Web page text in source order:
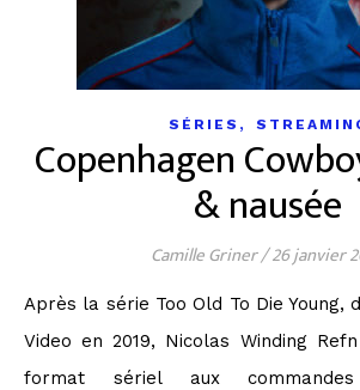
SÉRIES ,
Copenhagen
& nausée
Camille Griner/26 janvier
Après la série Too Old To Die Young, diffusée sur Prime
Video en 2019, Nicolas Winding
format sériel aux